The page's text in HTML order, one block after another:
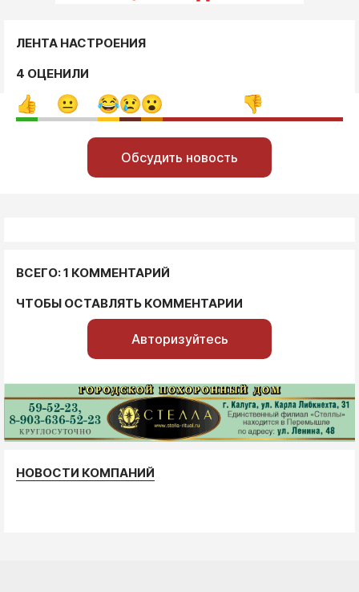
ЛЕНТА НАСТРОЕНИЯ
4 ОЦЕНИЛИ
Обсудить новость
ВСЕГО: 1 КОММЕНТАРИЙ
ЧТОБЫ ОСТАВЛЯТЬ КОММЕНТАРИИ
Авторизуйтесь
НОВОСТИ КОМПАНИЙ